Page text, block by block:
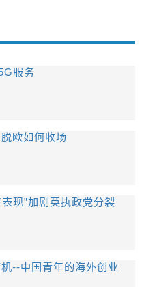
服务
欧如何收场
现”加剧英执政党分裂
--中国青年的海外创业